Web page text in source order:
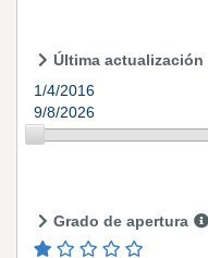
Última actualización
1/4/2016
9/8/2026
Grado de apertura